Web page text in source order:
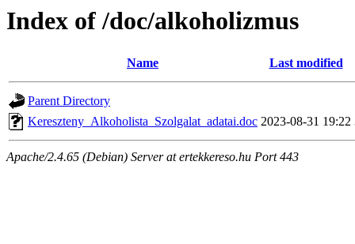
Index of /doc/alkoholizmus
Name Last modified
Parent Directory
Kereszteny_Alkoholista_Szolgalat_adatai.doc 2023-08-31 19:22
Apache/2.4.65 (Debian) Server at ertekkereso.hu Port 443